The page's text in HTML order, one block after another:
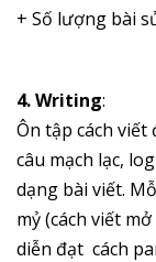
+ Số lượng bài
4. Writing:
Ôn tập cách
câu mạch lạc,
dạng bài viết.
mỷ (cách viết
diễn đạt cách